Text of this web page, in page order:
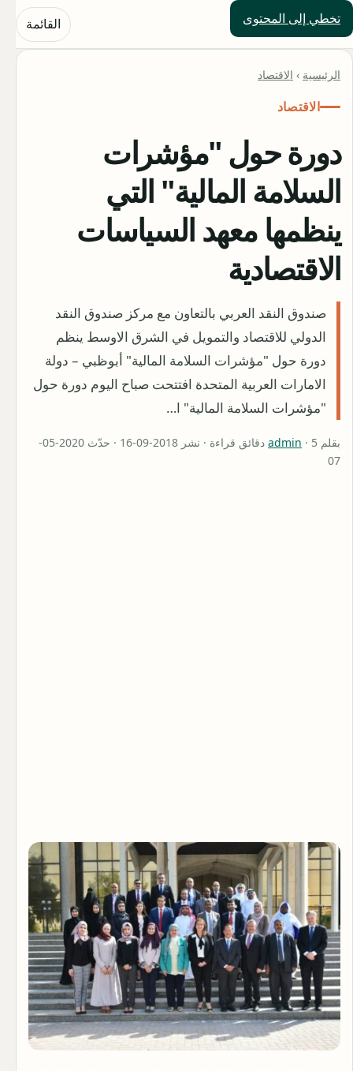
تخطي إلى المحتوى
حلول العالم القائمة
الرئيسية › الاقتصاد
الاقتصاد
دورة حول "مؤشرات
السلامة المالية" التي
ينظمها معهد السياسات
الاقتصادية
صندوق النقد العربي بالتعاون مع مركز صندوق النقد
الدولي للاقتصاد والتمويل في الشرق الاوسط ينظم
دورة حول "مؤشرات السلامة المالية" أبوظبي – دولة
الامارات العربية المتحدة افتتحت صباح اليوم دورة حول
"مؤشرات السلامة المالية" ا…
بقلم admin
· 5 دقائق قراءة · نشر 2018-09-16 · حدّث 2020-05-
07